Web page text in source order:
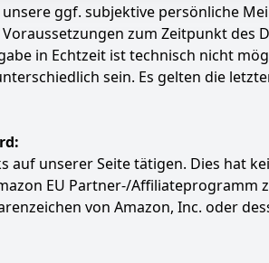
ggf. subjektive persönliche
zum Zeitpunkt des
in Echtzeit ist technisch nicht
sein. Es gelten die
auf unserer Seite tätigen. Dies hat
EU Partner-/Affiliateprogramm
von Amazon, Inc. oder